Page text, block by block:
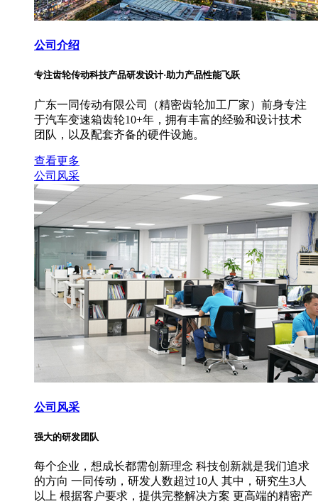
公司介绍
专注齿轮传动科技产品研发设计·助力产品性能飞跃
广东一同传动有限公司（精密齿轮加工厂家）前身专注
于汽车变速箱齿轮10+年，拥有丰富的经验和设计技术
团队，以及配套齐备的硬件设施。
查看更多
公司风采
公司风采
强大的研发团队
每个企业，想成长都需创新理念 科技创新就是我们追求
的方向 一同传动，研发人数超过10人 其中，研究生3人
以上 根据客户要求，提供完整解决方案 更高端的精密产